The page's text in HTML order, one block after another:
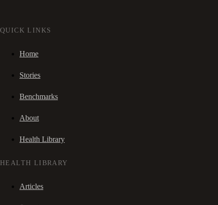
QUICK LINKS
Home
Stories
Benchmarks
About
Health Library
HEALTH LIBRARY
Articles